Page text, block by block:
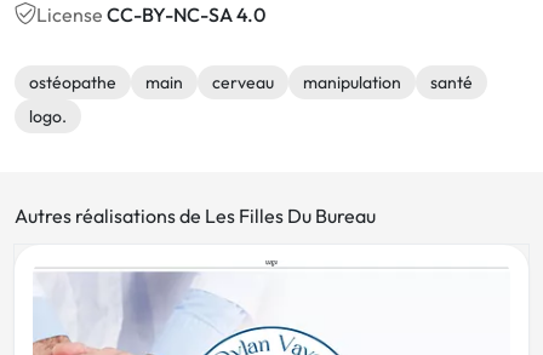
License CC-BY-NC-SA 4.0
ostéopathe main cerveau manipulation
santé
logo.
Autres réalisations de Les Filles Du Bureau